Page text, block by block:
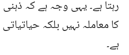
رہتا ہے۔ یہی وجہ ہے کہ
کا معاملہ نہیں بلکہ
ہے۔